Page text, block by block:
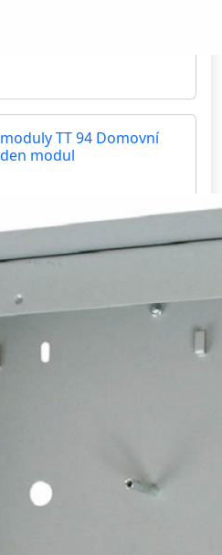
TT 94 Domovní
modul